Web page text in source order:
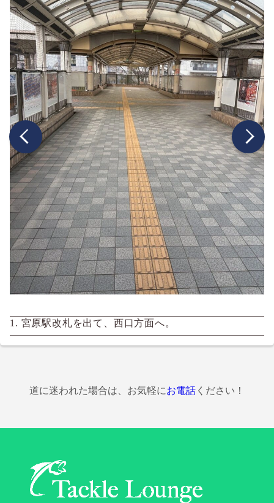
1. 宮原駅改札を出て、西口方面へ。
道に迷われた場合は、お気軽にお電話 ください！